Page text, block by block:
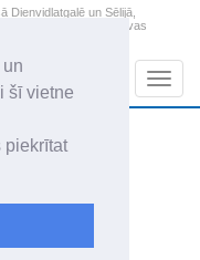
šī vietne
piekrītat
Dienvidlatgalē un Sēlijā,
Augšdaugavas
+18.9